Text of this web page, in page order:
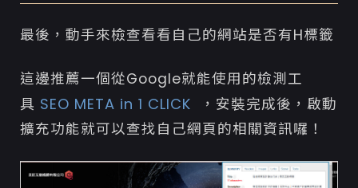
最後，動手來檢查看看自己的網站是否有H標籤
這邊推薦一個從Google就能使用的檢測工
具 SEO META in 1 CLICK
，安裝完成後，啟動
擴充功能就可以查找自己網頁的相關資訊囉！